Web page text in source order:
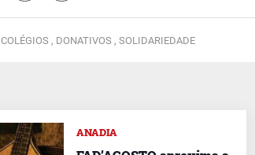
COLÉGIOS , DONATIVOS , SOLIDARIEDADE
ANADIA